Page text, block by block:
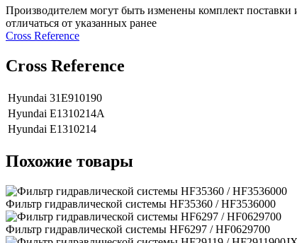
Производителем могут быть изменены комплект поставки
отличаться от указанных ранее
Сross Reference
Сross Reference
Hyundai 31E910190
Hyundai E1310214A
Hyundai E1310214
Похожие товары
Фильтр гидравлической системы HF35360 / HF3536000
Фильтр гидравлической системы HF6297 / HF0629700